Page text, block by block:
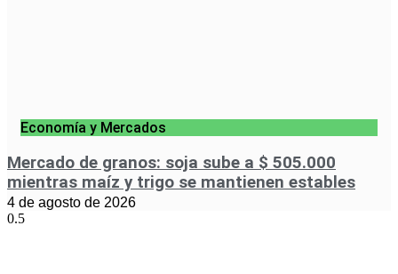
Economía y Mercados
Mercado de granos: soja sube a $ 505.000
mientras maíz y trigo se mantienen estables
4 de agosto de 2026